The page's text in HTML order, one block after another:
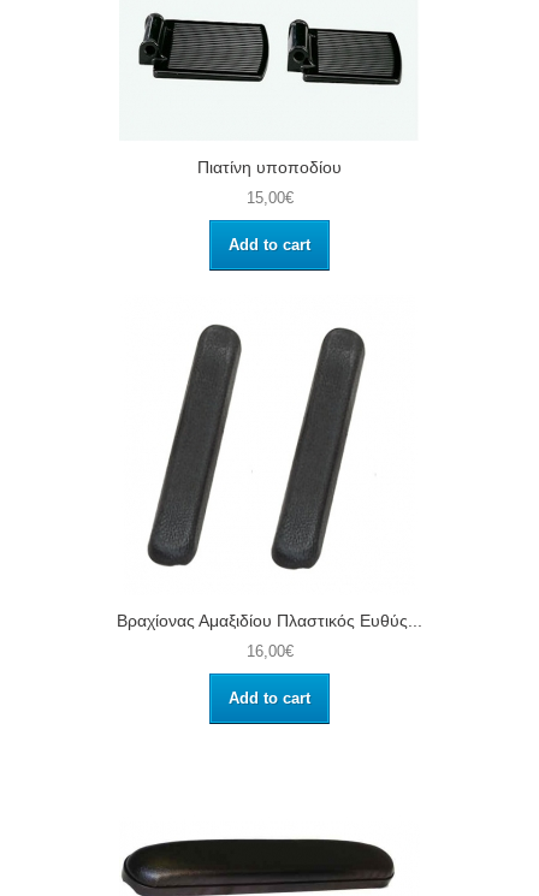
Πιατίνη υποποδίου
15,00€
Add to cart
Βραχίονας Αμαξιδίου Πλαστικός Ευθύς...
16,00€
Add to cart